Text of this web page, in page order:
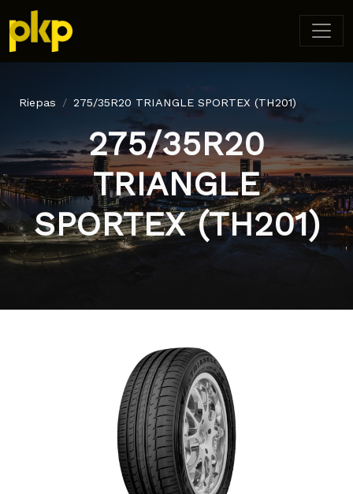
Riepas 275/35R20 TRIANGLE SPORTEX (TH201)
275/35R20
TRIANGLE
SPORTEX (TH201)